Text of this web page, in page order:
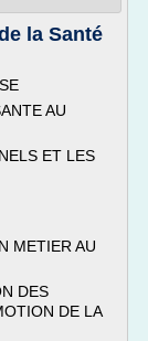
la Santé
AU
ET LES
METIER AU
DES
DE LA